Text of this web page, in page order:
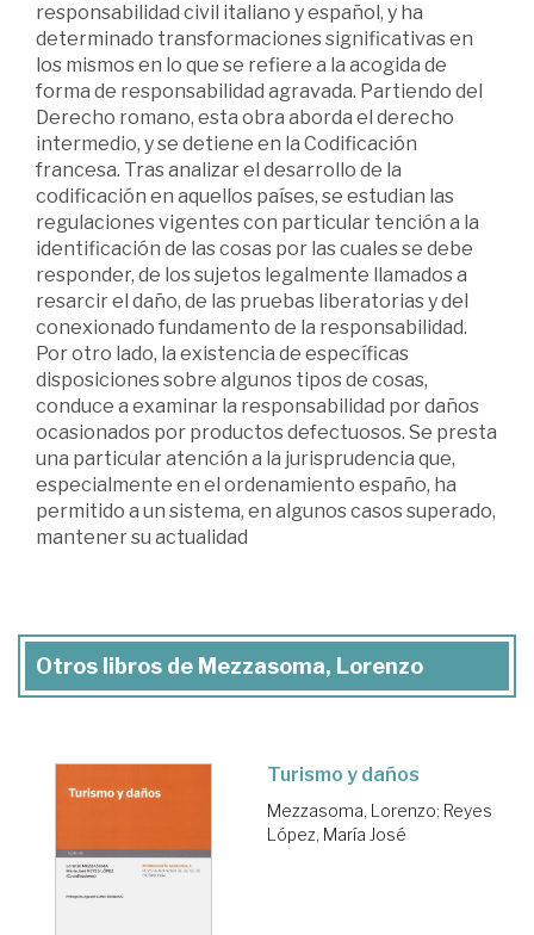
responsabilidad civil italiano y español, y ha
determinado transformaciones significativas en
los mismos en lo que se refiere a la acogida de
forma de responsabilidad agravada. Partiendo del
Derecho romano, esta obra aborda el derecho
intermedio, y se detiene en la Codificación
francesa. Tras analizar el desarrollo de la
codificación en aquellos países, se estudian las
regulaciones vigentes con particular tención a la
identificación de las cosas por las cuales se debe
responder, de los sujetos legalmente llamados a
resarcir el daño, de las pruebas liberatorias y del
conexionado fundamento de la responsabilidad.
Por otro lado, la existencia de específicas
disposiciones sobre algunos tipos de cosas,
conduce a examinar la responsabilidad por daños
ocasionados por productos defectuosos. Se presta
una particular atención a la jurisprudencia que,
especialmente en el ordenamiento españo, ha
permitido a un sistema, en algunos casos superado,
mantener su actualidad
Otros libros de Mezzasoma, Lorenzo
Turismo y daños
Mezzasoma, Lorenzo; Reyes
López, María José